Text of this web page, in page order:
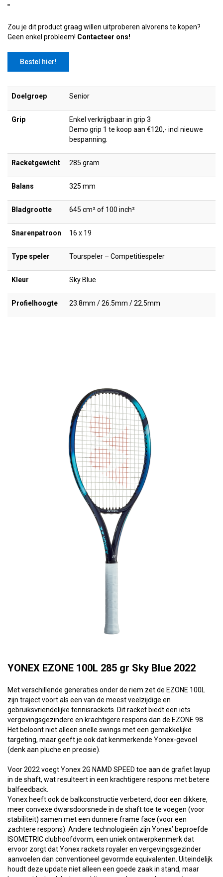
Zou je dit product graag willen uitproberen alvorens te kopen?
Geen enkel probleem! Contacteer ons!
Bestel hier!
Doelgroep Senior
Grip
Enkel verkrijgbaar in grip 3
Demo grip 1 te koop aan €120,- incl nieuwe
bespanning.
Racketgewicht 285 gram
Balans 325 mm
Bladgrootte 645 cm² of 100 inch²
Snarenpatroon 16 x 19
Type speler Tourspeler – Competitiespeler
Kleur Sky Blue
Profielhoogte 23.8mm / 26.5mm / 22.5mm
YONEX EZONE 100L 285 gr Sky Blue 2022
Met verschillende generaties onder de riem zet de EZONE 100L
zijn traject voort als een van de meest veelzijdige en
gebruiksvriendelijke tennisrackets. Dit racket biedt een iets
vergevingsgezindere en krachtigere respons dan de EZONE 98.
Het beloont niet alleen snelle swings met een gemakkelijke
targeting, maar geeft je ook dat kenmerkende Yonex-gevoel
(denk aan pluche en precisie).
Voor 2022 voegt Yonex 2G NAMD SPEED toe aan de grafiet layup
in de shaft, wat resulteert in een krachtigere respons met betere
balfeedback.
Yonex heeft ook de balkconstructie verbeterd, door een dikkere,
meer convexe dwarsdoorsnede in de shaft toe te voegen (voor
stabiliteit) samen met een dunnere frame face (voor een
zachtere respons). Andere technologieën zijn Yonex’ beproefde
ISOMETRIC clubhoofdvorm, een uniek ontwerpkenmerk dat
ervoor zorgt dat Yonex rackets royaler en vergevingsgezinder
aanvoelen dan conventioneel gevormde equivalenten. Uiteindelijk
houdt deze update niet alleen een goede zaak in stand, maar